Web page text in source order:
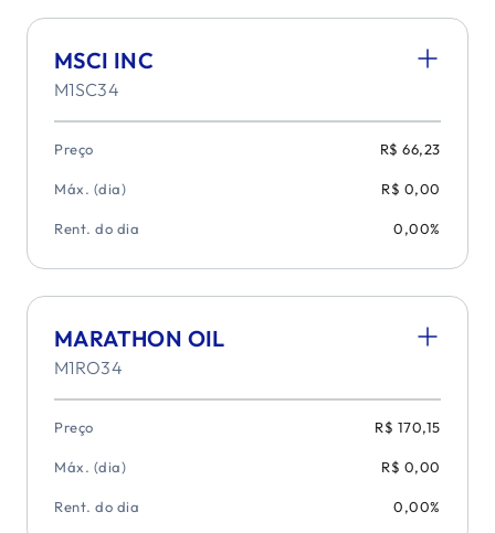
MSCI INC
M1SC34
Preço R$ 66,23
Máx. (dia) R$ 0,00
Rent. do dia 0,00%
MARATHON OIL
M1RO34
Preço R$ 170,15
Máx. (dia) R$ 0,00
Rent. do dia 0,00%